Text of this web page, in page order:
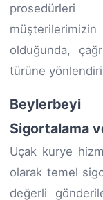
prosedürleri
olduğunda,
türüne
Beylerbeyi
Sigortalama
Uçak kurye
olarak temel
değerli